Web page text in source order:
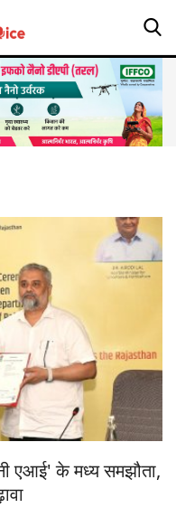
एआई' के मध्य समझौता,